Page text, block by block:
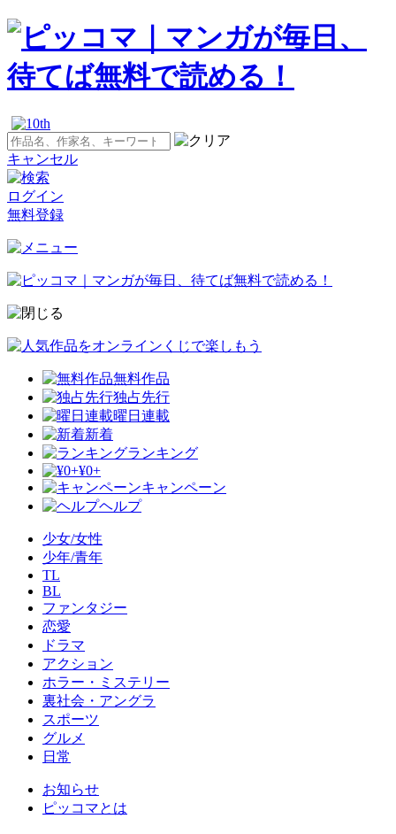
キャンセル
ログイン
無料登録
無料作品
独占先行
曜日連載
新着
ランキング
¥0+
キャンペーン
ヘルプ
少女/女性
少年/青年
TL
BL
ファンタジー
恋愛
ドラマ
アクション
ホラー・ミステリー
裏社会・アングラ
スポーツ
グルメ
日常
お知らせ
ピッコマとは